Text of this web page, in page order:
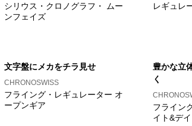
シリウス・クロノグラフ・ ムー
ンフェイズ
レギュレ
文字盤にメカをチラ見せ
CHRONOSWISS
フライング・レギュレーター オ
ープンギア
豊かな立
く
フライン
イト&デイ